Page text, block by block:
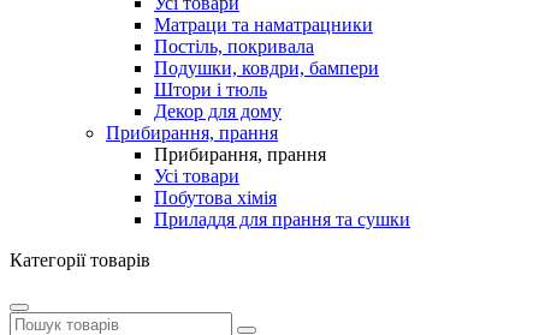
Матраци та наматрацники
Постіль, покривала
Подушки, ковдри, бампери
Штори і тюль
Декор для дому
Прибирання, прання
Прибирання, прання
Усі товари
Побутова хімія
Приладдя для прання та сушки
Категорії товарів